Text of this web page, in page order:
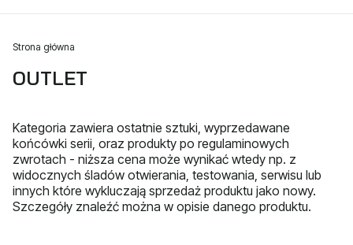
Strona główna
OUTLET
Kategoria zawiera ostatnie sztuki, wyprzedawane
końcówki serii, oraz produkty po regulaminowych
zwrotach - niższa cena może wynikać wtedy np. z
widocznych śladów otwierania, testowania, serwisu lub
innych które wykluczają sprzedaż produktu jako nowy.
Szczegóły znaleźć można w opisie danego produktu.